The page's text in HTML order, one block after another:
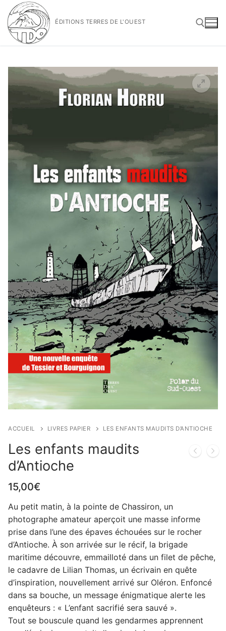
Aller
au
contenu
ÉDITIONS TERRES DE L'OUEST
Rechercher :
ACCUEIL LIVRES PAPIER LES ENFANTS MAUDITS D’ANTIOCHE
Les enfants maudits
d’Antioche
15,00€
Au petit matin, à la pointe de Chassiron, un
photographe amateur aperçoit une masse informe
prise dans l’une des épaves échouées sur le rocher
d’Antioche. À son arrivée sur le récif, la brigade
maritime découvre, emmailloté dans un filet de pêche,
le cadavre de Lilian Thomas, un écrivain en quête
d’inspiration, nouvellement arrivé sur Oléron. Enfoncé
dans sa bouche, un message énigmatique alerte les
enquêteurs : « L’enfant sacrifié sera sauvé ».
Tout se bouscule quand les gendarmes apprennent